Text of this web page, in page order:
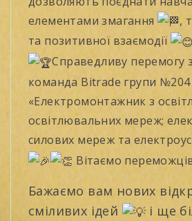
елементами змагання
,
та позитивної взаємодії
Справедливу перемогу
команда Bitrade групи №204
«Електромонтажник з
освітлювальних мереж;
силових мереж та
Вітаємо
Бажаємо вам нових
сміливих ідей
і ще